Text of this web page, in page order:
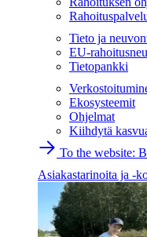
Tieto ja
EU-
Tietopankki
Ekosysteemit
Ohjelmat
Kiihdytä
To the website:
Asiakastarinoita ja -